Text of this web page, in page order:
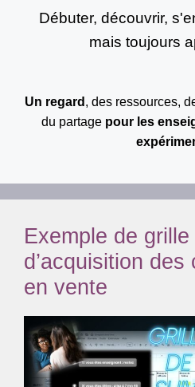
Débuter, découvrir,
mais toujours
Un regard , des ressources,
du partage pour les
Exemple de
d’acquisition
en vente